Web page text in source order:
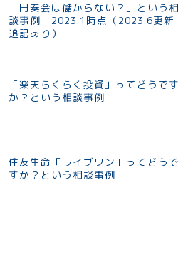
「円奏会は儲からない？」という相
談事例 2023.1時点（2023.6更新
追記あり）
「楽天らくらく投資」ってどうです
か？という相談事例
住友生命「ライブワン」ってどうで
すか？という相談事例